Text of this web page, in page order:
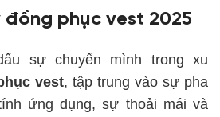
đồng phục vest 2025
sự chuyển mình trong xu
vest, tập trung vào sự pha
ứng dụng, sự thoải mái và